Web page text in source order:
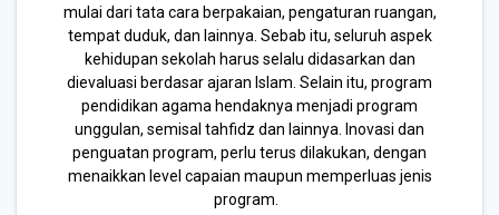
mulai dari tata cara berpakaian, pengaturan ruangan,
tempat duduk, dan lainnya. Sebab itu, seluruh aspek
kehidupan sekolah harus selalu didasarkan dan
dievaluasi berdasar ajaran Islam. Selain itu, program
pendidikan agama hendaknya menjadi program
unggulan, semisal tahfidz dan lainnya. Inovasi dan
penguatan program, perlu terus dilakukan, dengan
menaikkan level capaian maupun memperluas jenis
program.